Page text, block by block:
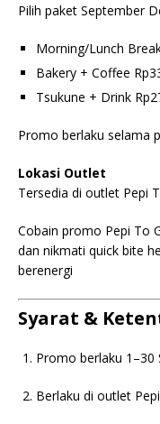
Pilih paket September
Morning/Lunch
Bakery + Coffee
Tsukune + Drink
Promo berlaku selama
Lokasi Outlet
Tersedia di outlet Pepi
Cobain promo Pepi To
dan nikmati quick bite
berenergi
Syarat &
Promo berlaku 1–30
Berlaku di outlet